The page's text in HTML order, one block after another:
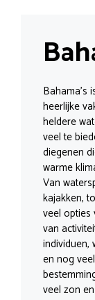
Bahama’s
heerlijke
heldere
veel te
diegenen
warme
Van
kajakken,
veel opties
van
individuen,
en nog
veel zon